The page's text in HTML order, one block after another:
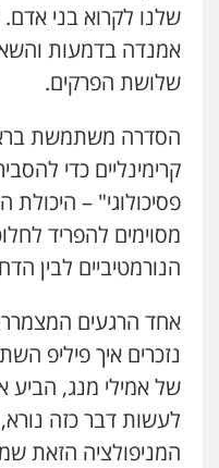
שלנו לקרוא בני
אמנדה בדמעות
שלושת הפרקים.
הסדרה משתמשת
קרימינליים כדי
פסיכולוגי" –
מסוימים להפריד
הנורמטיביים לבין
אחד הרגעים
נזכרים איך פיליפ
של אמילי מנג, הביע
לעשות דבר כזה נורא,
המניפולציה הזאת